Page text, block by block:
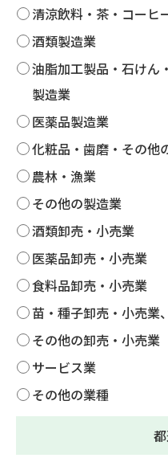
清涼飲料・茶・コーヒ
酒類製造業
油脂加工製品・石けん
製造業
医薬品製造業
化粧品・歯磨・その他
農林・漁業
その他の製造業
酒類卸売・小売業
医薬品卸売・小売業
食料品卸売・小売業
苗・種子卸売・小売業
その他の卸売・小売業
サービス業
その他の業種